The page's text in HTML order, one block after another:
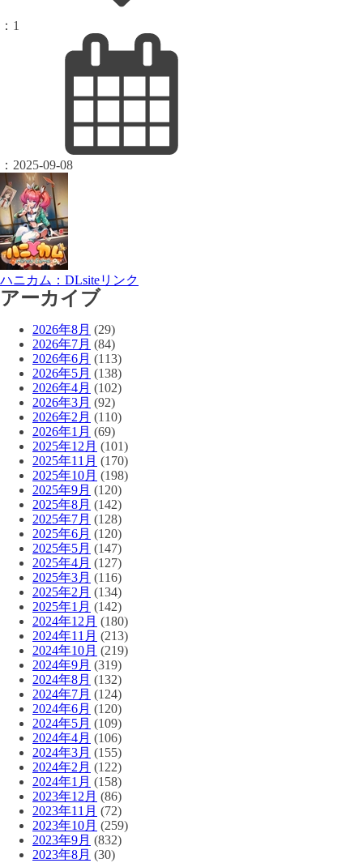
： 1
： 2025-09-08
ハニカム：DLsiteリンク
アーカイブ
2026年8月 (29)
2026年7月 (84)
2026年6月 (113)
2026年5月 (138)
2026年4月 (102)
2026年3月 (92)
2026年2月 (110)
2026年1月 (69)
2025年12月 (101)
2025年11月 (170)
2025年10月 (198)
2025年9月 (120)
2025年8月 (142)
2025年7月 (128)
2025年6月 (120)
2025年5月 (147)
2025年4月 (127)
2025年3月 (116)
2025年2月 (134)
2025年1月 (142)
2024年12月 (180)
2024年11月 (213)
2024年10月 (219)
2024年9月 (319)
2024年8月 (132)
2024年7月 (124)
2024年6月 (120)
2024年5月 (109)
2024年4月 (106)
2024年3月 (155)
2024年2月 (122)
2024年1月 (158)
2023年12月 (86)
2023年11月 (72)
2023年10月 (259)
2023年9月 (832)
2023年8月 (30)